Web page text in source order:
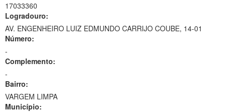
17033360
Logradouro:
AV. ENGENHEIRO LUIZ EDMUNDO CARRIJO COUBE, 14-01
Número:
-
Complemento:
-
Bairro:
VARGEM LIMPA
Município: